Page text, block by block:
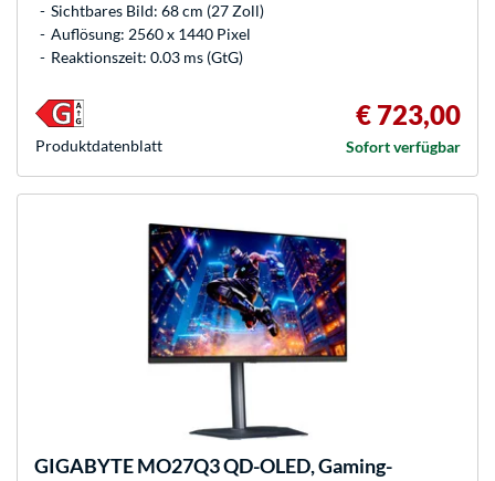
Sichtbares Bild: 68 cm (27 Zoll)
Auflösung: 2560 x 1440 Pixel
Reaktionszeit: 0.03 ms (GtG)
€ 723,00
Sofort verfügbar
Produkt­datenblatt
GIGABYTEMO27Q3 QD-OLED, Gaming-